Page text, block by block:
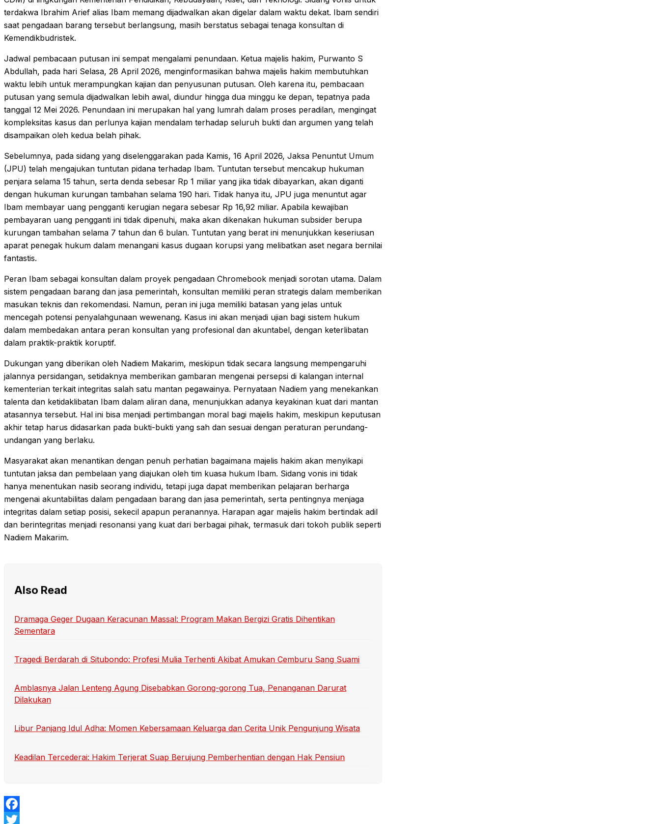
terdakwa Ibrahim Arief alias Ibam memang dijadwalkan akan digelar dalam waktu dekat. Ibam sendiri
saat pengadaan barang tersebut berlangsung, masih berstatus sebagai tenaga konsultan di
Kemendikbudristek.
Jadwal pembacaan putusan ini sempat mengalami penundaan. Ketua majelis hakim, Purwanto S
Abdullah, pada hari Selasa, 28 April 2026, menginformasikan bahwa majelis hakim membutuhkan
waktu lebih untuk merampungkan kajian dan penyusunan putusan. Oleh karena itu, pembacaan
putusan yang semula dijadwalkan lebih awal, diundur hingga dua minggu ke depan, tepatnya pada
tanggal 12 Mei 2026. Penundaan ini merupakan hal yang lumrah dalam proses peradilan, mengingat
kompleksitas kasus dan perlunya kajian mendalam terhadap seluruh bukti dan argumen yang telah
disampaikan oleh kedua belah pihak.
Sebelumnya, pada sidang yang diselenggarakan pada Kamis, 16 April 2026, Jaksa Penuntut Umum
(JPU) telah mengajukan tuntutan pidana terhadap Ibam. Tuntutan tersebut mencakup hukuman
penjara selama 15 tahun, serta denda sebesar Rp 1 miliar yang jika tidak dibayarkan, akan diganti
dengan hukuman kurungan tambahan selama 190 hari. Tidak hanya itu, JPU juga menuntut agar
Ibam membayar uang pengganti kerugian negara sebesar Rp 16,92 miliar. Apabila kewajiban
pembayaran uang pengganti ini tidak dipenuhi, maka akan dikenakan hukuman subsider berupa
kurungan tambahan selama 7 tahun dan 6 bulan. Tuntutan yang berat ini menunjukkan keseriusan
aparat penegak hukum dalam menangani kasus dugaan korupsi yang melibatkan aset negara bernilai
fantastis.
Peran Ibam sebagai konsultan dalam proyek pengadaan Chromebook menjadi sorotan utama. Dalam
sistem pengadaan barang dan jasa pemerintah, konsultan memiliki peran strategis dalam memberikan
masukan teknis dan rekomendasi. Namun, peran ini juga memiliki batasan yang jelas untuk
mencegah potensi penyalahgunaan wewenang. Kasus ini akan menjadi ujian bagi sistem hukum
dalam membedakan antara peran konsultan yang profesional dan akuntabel, dengan keterlibatan
dalam praktik-praktik koruptif.
Dukungan yang diberikan oleh Nadiem Makarim, meskipun tidak secara langsung mempengaruhi
jalannya persidangan, setidaknya memberikan gambaran mengenai persepsi di kalangan internal
kementerian terkait integritas salah satu mantan pegawainya. Pernyataan Nadiem yang menekankan
talenta dan ketidaklibatan Ibam dalam aliran dana, menunjukkan adanya keyakinan kuat dari mantan
atasannya tersebut. Hal ini bisa menjadi pertimbangan moral bagi majelis hakim, meskipun keputusan
akhir tetap harus didasarkan pada bukti-bukti yang sah dan sesuai dengan peraturan perundang-
undangan yang berlaku.
Masyarakat akan menantikan dengan penuh perhatian bagaimana majelis hakim akan menyikapi
tuntutan jaksa dan pembelaan yang diajukan oleh tim kuasa hukum Ibam. Sidang vonis ini tidak
hanya menentukan nasib seorang individu, tetapi juga dapat memberikan pelajaran berharga
mengenai akuntabilitas dalam pengadaan barang dan jasa pemerintah, serta pentingnya menjaga
integritas dalam setiap posisi, sekecil apapun peranannya. Harapan agar majelis hakim bertindak adil
dan berintegritas menjadi resonansi yang kuat dari berbagai pihak, termasuk dari tokoh publik seperti
Nadiem Makarim.
Also Read
Dramaga Geger Dugaan Keracunan Massal: Program Makan Bergizi Gratis Dihentikan
Sementara
Tragedi Berdarah di Situbondo: Profesi Mulia Terhenti Akibat Amukan Cemburu Sang Suami
Amblasnya Jalan Lenteng Agung Disebabkan Gorong-gorong Tua, Penanganan Darurat
Dilakukan
Libur Panjang Idul Adha: Momen Kebersamaan Keluarga dan Cerita Unik Pengunjung Wisata
Keadilan Tercederai: Hakim Terjerat Suap Berujung Pemberhentian dengan Hak Pensiun
Facebook